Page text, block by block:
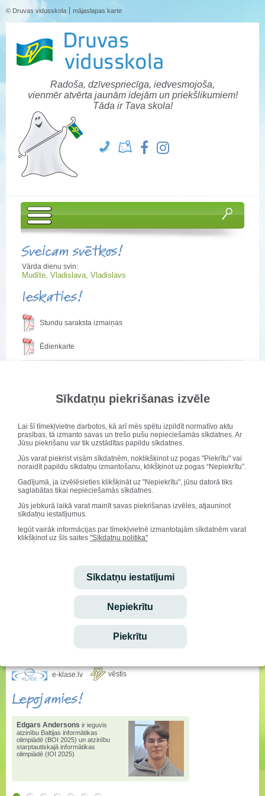
Sīkdatņu piekrišanas izvēle
Lai šī tīmekļvietne darbotos, kā arī mēs spētu izpildīt normatīvo aktu
prasības, tā izmanto savas un trešo pušu nepieciešamās sīkdatnes. Ar
Jūsu piekrišanu var tik uzstādītas papildu sīkdatnes.
Jūs varat piekrist visām sīkdatnēm, noklikšķinot uz pogas "Piekrītu" vai
noraidīt papildu sīkdatņu izmantošanu, klikšķinot uz pogas “Nepiekrītu”.
Gadījumā, ja izvēlēsieties klikšķināt uz "Nepiekrītu", jūsu datorā tiks
saglabātas tikai nepieciešamās sīkdatnes.
Jūs jebkurā laikā varat mainīt savas piekrišanas izvēles, atjauninot
sīkdatņu iestatījumus.
Iegūt vairāk informācijas par tīmekļvietnē izmantotajām sīkdatnēm varat
klikšķinot uz šīs saites "Sīkdatņu politika"
Sīkdatņu iestatījumi
Nepiekrītu
Piekrītu
© Druvas vidusskola mājaslapas karte
Radoša, dzīvespriecīga, iedvesmojoša,
vienmēr atvērta jaunām idejām un priekšlikumiem!
Tāda ir Tava skola!
Sveicam svētkos!
Vārda dienu svin:
Mudīte, Vladislava, Vladislavs
Ieskaties!
Stundu saraksta izmaiņas
Ēdienkarte
Publicēts: 28. augusts 2023
Mudīte, Vladislava, Vladislavs
e-klase.lv vēstis
Lepojamies!
Edgars Andersons ir ieguvis
atzinību Baltijas informātikas
olimpiādē (BOI 2025) un atzinību
starptautiskajā informātikas
olimpiādē (IOI 2025)